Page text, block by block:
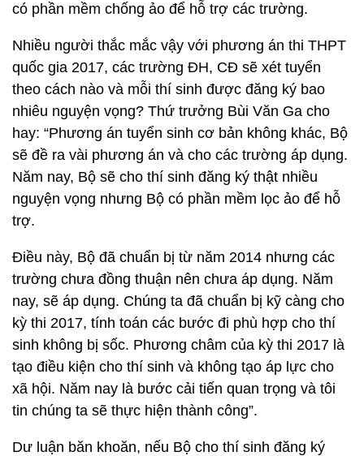
có phần mềm chống ảo để hỗ trợ các trường.
Nhiều người thắc mắc vậy với phương án thi THPT
quốc gia 2017, các trường ĐH, CĐ sẽ xét tuyển
theo cách nào và mỗi thí sinh được đăng ký bao
nhiêu nguyện vọng? Thứ trưởng Bùi Văn Ga cho
hay: “Phương án tuyển sinh cơ bản không khác, Bộ
sẽ đề ra vài phương án và cho các trường áp dụng.
Năm nay, Bộ sẽ cho thí sinh đăng ký thật nhiều
nguyện vọng nhưng Bộ có phần mềm lọc ảo để hỗ
trợ.
Điều này, Bộ đã chuẩn bị từ năm 2014 nhưng các
trường chưa đồng thuận nên chưa áp dụng. Năm
nay, sẽ áp dụng. Chúng ta đã chuẩn bị kỹ càng cho
kỳ thi 2017, tính toán các bước đi phù hợp cho thí
sinh không bị sốc. Phương châm của kỳ thi 2017 là
tạo điều kiện cho thí sinh và không tạo áp lực cho
xã hội. Năm nay là bước cải tiến quan trọng và tôi
tin chúng ta sẽ thực hiện thành công”.
Dư luận băn khoăn, nếu Bộ cho thí sinh đăng ký